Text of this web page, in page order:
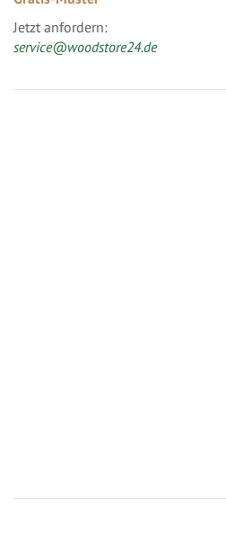
Jetzt anfordern:
service@woodstore24.de